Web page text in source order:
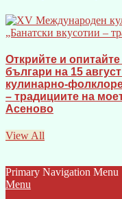
Открийте и
българи на 15
кулинарно-
– традициите на
Асеново
View All
Primary Navigation Menu
Menu